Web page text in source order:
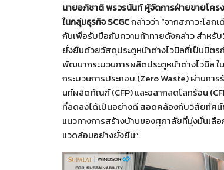
นายอภิชาติ พรวรนันท์ ผู้จัดการฝ่ายขายโคร
ในกลุ่มธุรกิจ SCGCกล่าวว่า “จากสภาวะโล
กันเพื่อรับมือกับความท้าทายดังกล่าว สำหรับ
ยั่งยืนด้วยวัสดุประตูหน้าต่างไวนิลที่เป็นมิต
พัฒนากระบวนการผลิตประตูหน้าต่างไวนิล ใ
กระบวนการประกอบ (Zero Waste) ผ่านกา
นท์ผลิตภัณฑ์ (CFP) และฉลากลดโลกร้อน
ที่ลดลงได้เป็นอย่างดี สอดคล้องกับวิสัยทัศน์
แนวทางการสร้างบ้านของศุภาลัยที่มุ่งมั่น
แวดล้อมอย่างยั่งยืน”